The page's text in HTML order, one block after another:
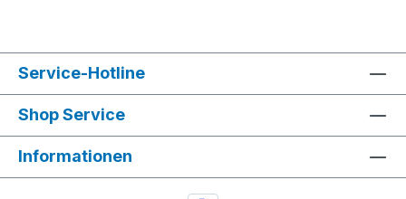
Service-Hotline
Shop Service
Informationen